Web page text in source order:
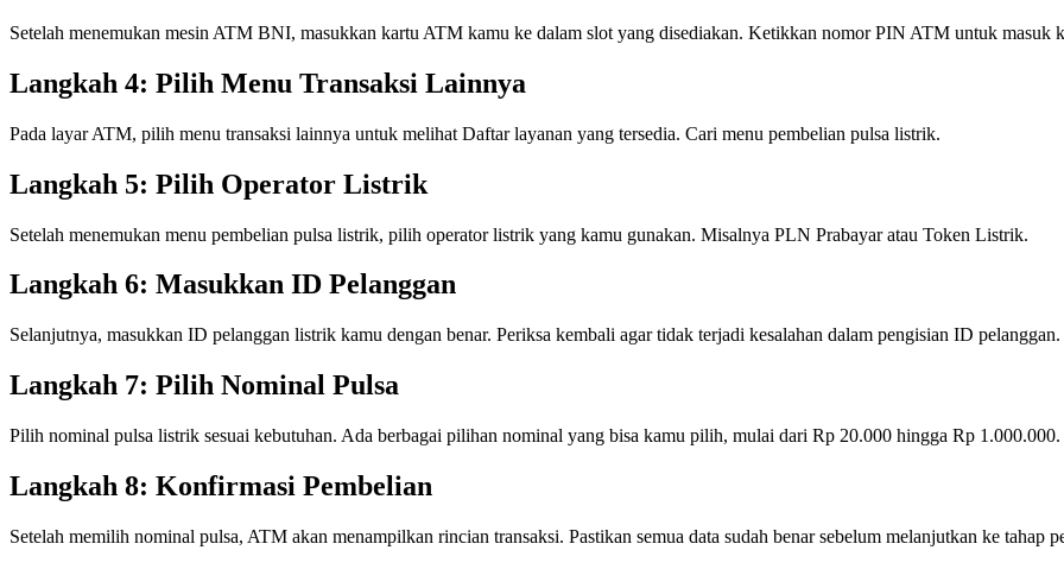
Setelah menemukan mesin ATM BNI, masukkan kartu ATM kamu ke dalam slot yang disediakan. Ketikkan nomor PIN ATM untuk masuk
Langkah 4: Pilih Menu Transaksi Lainnya
Pada layar ATM, pilih menu transaksi lainnya untuk melihat Daftar layanan yang tersedia. Cari menu pembelian pulsa listrik.
Langkah 5: Pilih Operator Listrik
Setelah menemukan menu pembelian pulsa listrik, pilih operator listrik yang kamu gunakan. Misalnya PLN Prabayar atau Token Listrik.
Langkah 6: Masukkan ID Pelanggan
Selanjutnya, masukkan ID pelanggan listrik kamu dengan benar. Periksa kembali agar tidak terjadi kesalahan dalam pengisian ID pelanggan.
Langkah 7: Pilih Nominal Pulsa
Pilih nominal pulsa listrik sesuai kebutuhan. Ada berbagai pilihan nominal yang bisa kamu pilih, mulai dari Rp 20.000 hingga Rp 1.000.000.
Langkah 8: Konfirmasi Pembelian
Setelah memilih nominal pulsa, ATM akan menampilkan rincian transaksi. Pastikan semua data sudah benar sebelum melanjutkan ke tahap